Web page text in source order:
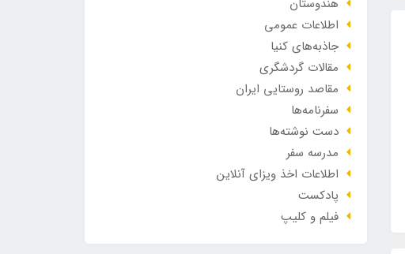
هندوستان
اطلاعات عمومی
جاذبه‌های کنیا
مقالات گردشگری
مقاصد روستایی ایران
سفرنامه‌ها
دست نوشته‌ها
مدرسه سفر
اطلاعات اخذ ویزای آنلاین
پادکست
فیلم و کلیپ